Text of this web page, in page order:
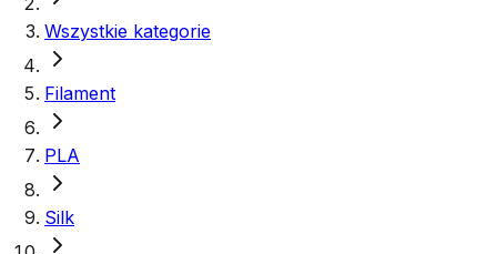
Wszystkie kategorie
Filament
PLA
Silk